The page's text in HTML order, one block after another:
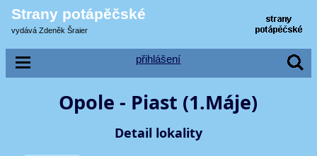
Strany potápěčské
vydává Zdeněk Šraier
přihlášení
Opole - Piast (1.Máje)
Detail lokality